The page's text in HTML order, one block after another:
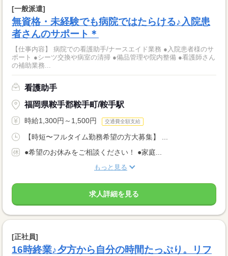
[一般派遣]
無資格・未経験でも病院ではたらける♪入院患
者さんのサポート＊
【仕事内容】 病院での看護助手/ナースエイド業務 ●入院患者様のサ
ポート ●シーツ交換や病室の清掃 ●備品管理や院内整備 ●看護師さん
の補助業務...
看護助手
福岡県鞍手郡鞍手町/鞍手駅
時給1,300円～1,500円 交通費全額支給
【時短〜フルタイム勤務希望の方大募集】 ...
●希望のお休みをご相談ください！ ●家庭...
もっと見る
求人詳細を見る
[正社員]
16時終業♪夕方から自分の時間たっぷり。リフ